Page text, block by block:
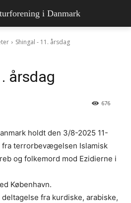
i Danmark
Shingal - 11. årsdag
årsdag
676
holdt den 3/8-2025 11-
terrorbevægelsen Islamisk
og folkemord mod Ezidierne i
København.
fra kurdiske, arabiske,